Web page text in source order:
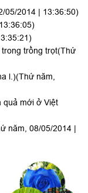
05/2014 | 13:36:50)
trồng trọt(Thứ
l.)(Thứ năm,
quả mới ở Việt
năm, 08/05/2014 |